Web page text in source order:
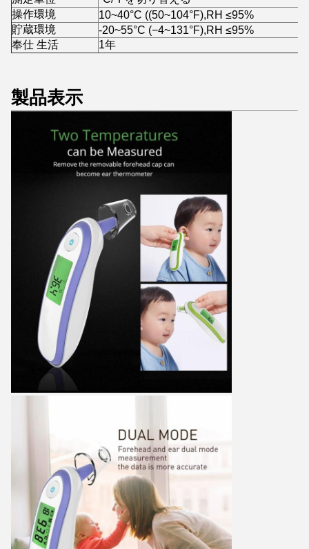
操作環境
10~40°C ((50~104°F),RH ≤95%
貯蔵環境
-20~55°C (−4~131°F),RH ≤95%
奉仕 生活
1年
製品表示